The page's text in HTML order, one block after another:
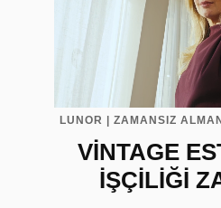
LUNOR | ZAMANSIZ
VİNTAGE
İŞÇİLİĞİ